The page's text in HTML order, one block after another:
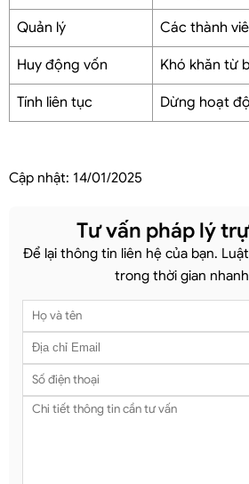
Quản lý Các thành
Huy động vốn Khó khăn từ
Tính liên tục Dừng hoạt
Cập nhật: 14/01/2025
Tư vấn pháp lý
Để lại thông tin liên hệ của bạn.
trong thời gian